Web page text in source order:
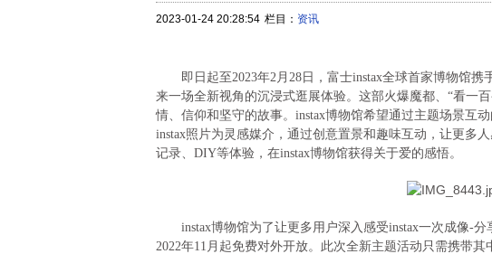
2023-01-24 20:28:54 栏目： 资讯
即日起至2023年2月28日，富士instax全球首家博物馆携
来一场全新视角的沉浸式逛展体验。这部火爆魔都、“看一
情、信仰和坚守的故事。instax博物馆希望通过主题场景互
instax照片为灵感媒介，通过创意置景和趣味互动，让更多
记录、DIY等体验，在instax博物馆获得关于爱的感悟。
instax博物馆为了让更多用户深入感受instax一次成像-分
2022年11月起免费对外开放。此次全新主题活动只需携带